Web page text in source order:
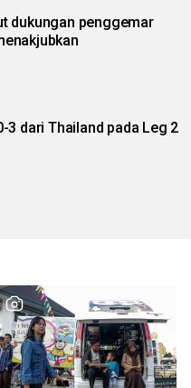
dukungan penggemar
3 dari Thailand pada Leg 2